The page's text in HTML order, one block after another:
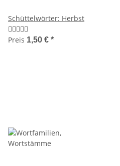
Schüttelwörter: Herbst
Preis 1,50 € *